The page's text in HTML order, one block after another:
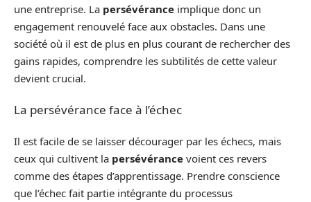
une entreprise. La persévérance implique donc un
engagement renouvelé face aux obstacles. Dans une
société où il est de plus en plus courant de rechercher des
gains rapides, comprendre les subtilités de cette valeur
devient crucial.
La persévérance face à l’échec
Il est facile de se laisser décourager par les échecs, mais
ceux qui cultivent la persévérance voient ces revers
comme des étapes d’apprentissage. Prendre conscience
que l’échec fait partie intégrante du processus